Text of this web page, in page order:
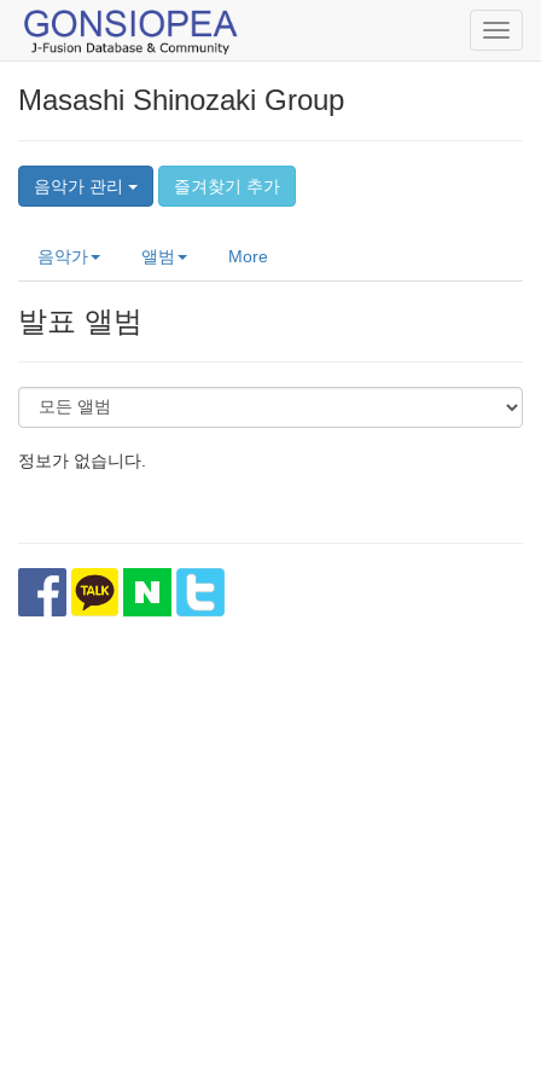
Masashi Shinozaki Group
음악가 관리 즐겨찾기 추가
음악가 앨범 More
발표 앨범
정보가 없습니다.